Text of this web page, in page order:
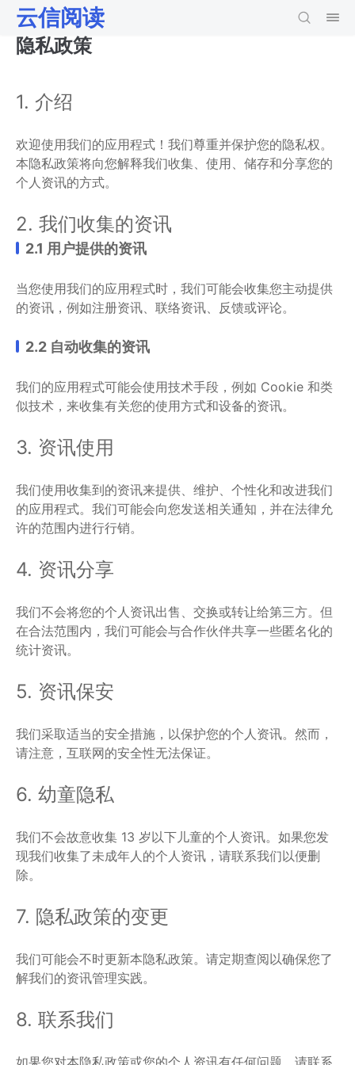
云信阅读
隐私政策
1. 介绍
欢迎使用我们的应用程式！我们尊重并保护您的隐私权。
本隐私政策将向您解释我们收集、使用、储存和分享您的
个人资讯的方式。
2. 我们收集的资讯
2.1 用户提供的资讯
当您使用我们的应用程式时，我们可能会收集您主动提供
的资讯，例如注册资讯、联络资讯、反馈或评论。
2.2 自动收集的资讯
我们的应用程式可能会使用技术手段，例如 Cookie 和类
似技术，来收集有关您的使用方式和设备的资讯。
3. 资讯使用
我们使用收集到的资讯来提供、维护、个性化和改进我们
的应用程式。我们可能会向您发送相关通知，并在法律允
许的范围内进行行销。
4. 资讯分享
我们不会将您的个人资讯出售、交换或转让给第三方。但
在合法范围内，我们可能会与合作伙伴共享一些匿名化的
统计资讯。
5. 资讯保安
我们采取适当的安全措施，以保护您的个人资讯。然而，
请注意，互联网的安全性无法保证。
6. 幼童隐私
我们不会故意收集 13 岁以下儿童的个人资讯。如果您发
现我们收集了未成年人的个人资讯，请联系我们以便删
除。
7. 隐私政策的变更
我们可能会不时更新本隐私政策。请定期查阅以确保您了
解我们的资讯管理实践。
8. 联系我们
如果您对本隐私政策或您的个人资讯有任何问题，请联系